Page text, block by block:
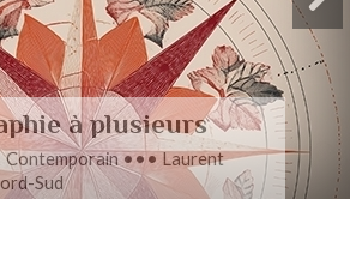
en musique
••• Nathan
pour cordes